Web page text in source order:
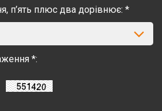
п’ять плюс два дорівнює: *
*: